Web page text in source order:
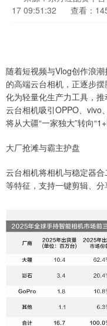
17 09:51:32
查看：
随着短视频与Vlog创作浪
的高端云台相机，正逐步摆
化为轻量化生产力工具，推
云台相机吸引OPPO、vivo
将从大疆“一家独大”转向
大厂抢滩与霸主护盘
云台相机将相机与稳定器
等特征，支持一键剪辑、分